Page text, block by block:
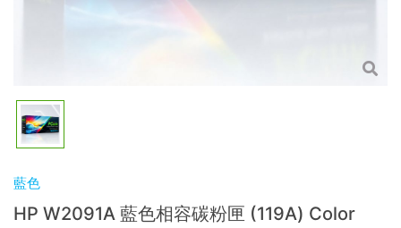
藍色
HP W2091A 藍色相容碳粉匣 (119A) Color